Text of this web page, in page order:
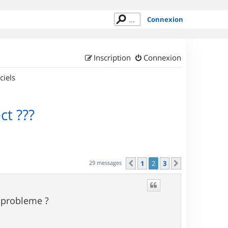
Connexion
Connexion
Inscription
???
29 messages Précédent
1 2 3
?